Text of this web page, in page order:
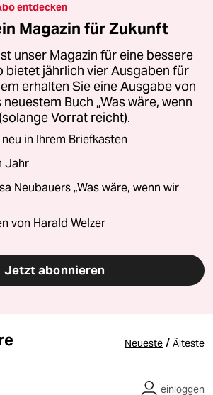
entdecken
Magazin für Zukunft
unser Magazin für eine bessere
bietet jährlich vier Ausgaben für
erhalten Sie eine Ausgabe von
Buch „Was wäre, wenn
Vorrat reicht).
in Ihrem Briefkasten
Jahr
Neubauers „Was wäre, wenn wir
von Harald Welzer
Jetzt abonnieren
Neueste / Älteste
einloggen